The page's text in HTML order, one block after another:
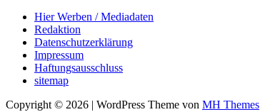
Hier Werben / Mediadaten
Redaktion
Datenschutzerklärung
Impressum
Haftungsausschluss
sitemap
Copyright © 2026 | WordPress Theme von MH Themes